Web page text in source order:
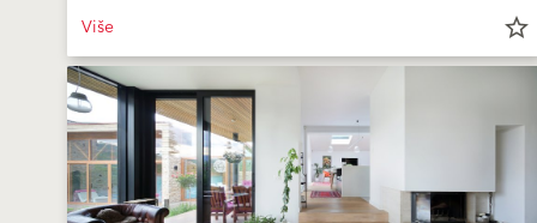
Više
star_border